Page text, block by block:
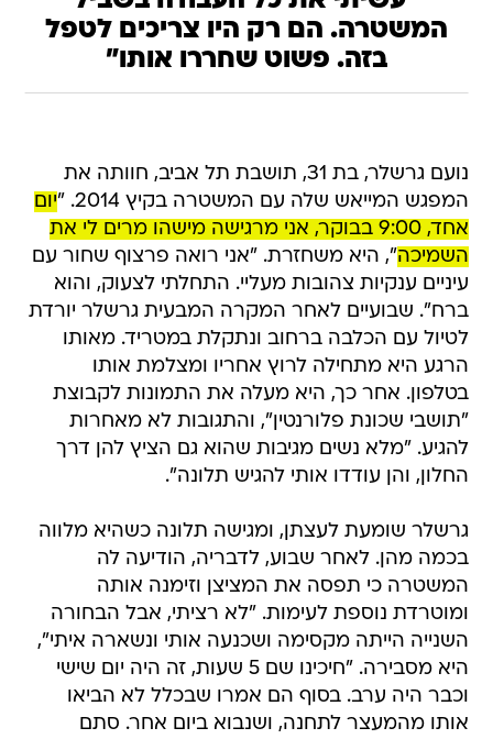
המשטרה. הם רק היו צריכים לטפל
בזה. פשוט שחררו אותו"
נועם גרשלר, בת 31, תושבת תל אביב, חוותה את
המפגש המייאש שלה עם המשטרה בקיץ 2014. "
יום
אחד, 9:00 בבוקר, אני מרגישה מישהו מרים לי את
השמיכה", היא משחזרת. "אני רואה פרצוף שחור עם
עיניים ענקיות צהובות מעליי. התחלתי לצעוק, והוא
ברח". שבועיים לאחר המקרה המבעית גרשלר יורדת
לטיול עם הכלבה ברחוב ונתקלת במטריד. מאותו
הרגע היא מתחילה לרוץ אחריו ומצלמת אותו
בטלפון. אחר כך, היא מעלה את התמונות לקבוצת
"תושבי שכונת פלורנטין", והתגובות לא מאחרות
להגיע. "מלא נשים מגיבות שהוא גם הציץ להן דרך
החלון, והן עודדו אותי להגיש תלונה".
גרשלר שומעת לעצתן, ומגישה תלונה כשהיא מלווה
בכמה מהן. לאחר שבוע, לדבריה, הודיעה לה
המשטרה כי תפסה את המציצן וזימנה אותה
ומוטרדת נוספת לעימות. "לא רציתי, אבל הבחורה
השנייה הייתה מקסימה ושכנעה אותי ונשארה איתי",
היא מסבירה. "חיכינו שם 5 שעות, זה היה יום שישי
וכבר היה ערב. בסוף הם אמרו שבכלל לא הביאו
אותו מהמעצר לתחנה, ושנבוא ביום אחר. סתם